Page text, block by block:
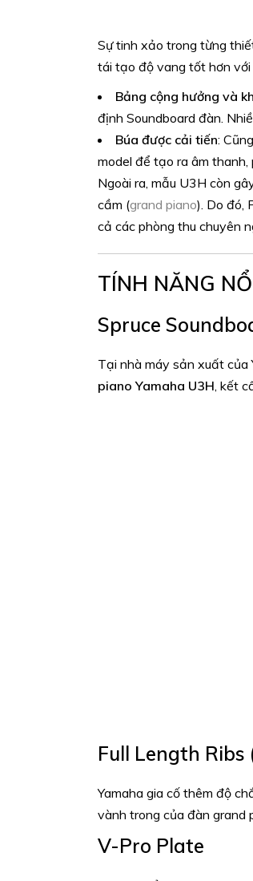
Sự tinh xảo trong từng
tái tạo độ vang tốt hơn với
Bảng cộng hưởng và
định Soundboard đàn.
Búa được cải tiến:
model để tạo ra âm
Ngoài ra, mẫu U3H còn
cầm (grand piano). Do đó,
cả các phòng thu chuyên
TÍNH NĂNG
Spruce
Tại nhà máy sản xuất của
piano Yamaha U3H, kết
Full Length Ribs
Yamaha gia cố thêm độ
vành trong của đàn grand
V-Pro Plate